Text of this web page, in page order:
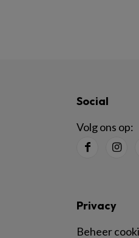
Social
Volg ons op:
Privacy
Beheer